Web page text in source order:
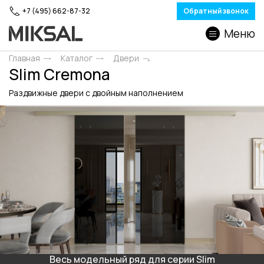
+7 (495) 662-87-32 Обратный звонок
Меню
Главная Каталог Двери
Slim Cremona
Раздвижные двери c двойным наполнением
Весь модельный ряд для серии Slim